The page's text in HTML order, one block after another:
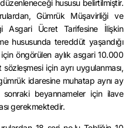
hususu belirtilmiştir.
Gümrük Müşavirliği ve
Asgari Ücret Tarifesine İlişkin
hususunda tereddüt yaşandığı
için öngörülen aylık asgari 10.000
için ayrı uygulanması,
idaresine muhatap aynı ay
beyannameler için ilave
gerekmektedir.